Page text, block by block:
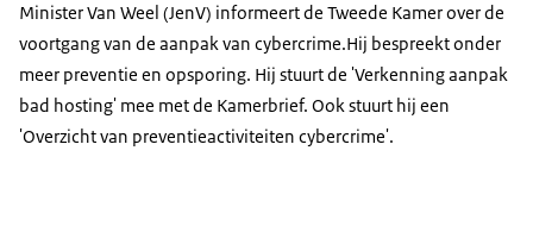
Minister Van Weel (JenV) informeert de Tweede Kamer over de
voortgang van de aanpak van cybercrime.Hij bespreekt onder
meer preventie en opsporing. Hij stuurt de 'Verkenning aanpak
bad hosting' mee met de Kamerbrief. Ook stuurt hij een
'Overzicht van preventieactiviteiten cybercrime'.